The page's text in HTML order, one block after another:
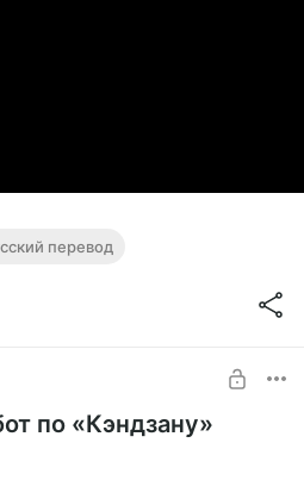
перевод
по «Кэндзану»